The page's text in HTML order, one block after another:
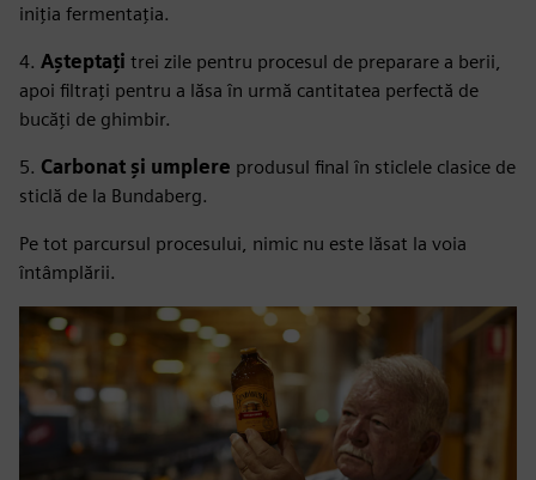
iniția fermentația.
4. Așteptați trei zile pentru procesul de preparare a berii,
apoi filtrați pentru a lăsa în urmă cantitatea perfectă de
bucăți de ghimbir.
5. Carbonat și umplere produsul final în sticlele clasice de
sticlă de la Bundaberg.
Pe tot parcursul procesului, nimic nu este lăsat la voia
întâmplării.